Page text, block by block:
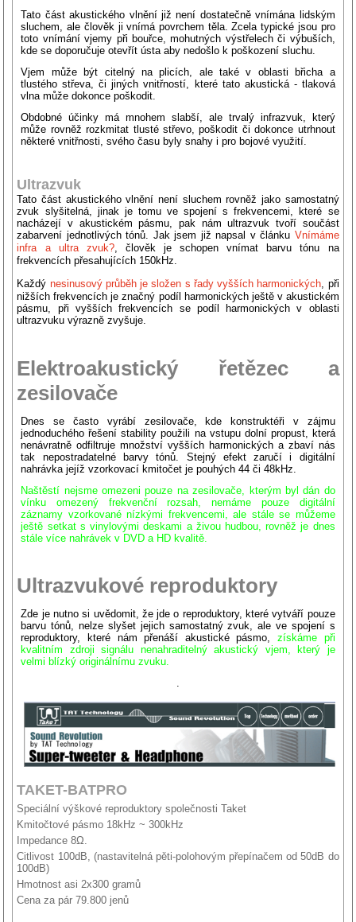
Tato část akustického vlnění již není dostatečně vnímána lidským
sluchem, ale člověk ji vnímá povrchem těla. Zcela typické jsou pro
toto vnímání vjemy při bouřce, mohutných výstřelech či výbuších,
kde se doporučuje otevřít ústa aby nedošlo k poškození sluchu.
Vjem může být citelný na plicích, ale také v oblasti břicha a
tlustého střeva, či jiných vnitřností, které tato akustická - tlaková
vlna může dokonce poškodit.
Obdobné účinky má mnohem slabší, ale trvalý infrazvuk, který
může rovněž rozkmitat tlusté střevo, poškodit či dokonce utrhnout
některé vnitřnosti, svého času byly snahy i pro bojové využití.
Ultrazvuk
Tato část akustického vlnění není sluchem rovněž jako samostatný
zvuk slyšitelná, jinak je tomu ve spojení s frekvencemi, které se
nacházejí v akustickém pásmu, pak nám ultrazvuk tvoří součást
zabarvení jednotlivých tónů. Jak jsem již napsal v článku Vnímáme
infra a ultra zvuk?, člověk je schopen vnímat barvu tónu na
frekvencích přesahujících 150kHz.
Každý nesinusový průběh je složen s řady vyšších harmonických , při
nižších frekvencích je značný podíl harmonických ještě v akustickém
pásmu, při vyšších frekvencích se podíl harmonických v oblasti
ultrazvuku výrazně zvyšuje.
Elektroakustický řetězec a
zesilovače
Dnes se často vyrábí zesilovače, kde konstruktéři v zájmu
jednoduchého řešení stability použili na vstupu dolní propust, která
nenávratně odfiltruje množství vyšších harmonických a zbaví nás
tak nepostradatelné barvy tónů. Stejný efekt zaručí i digitální
nahrávka jejíž vzorkovací kmitočet je pouhých 44 či 48kHz.
Naštěstí nejsme omezeni pouze na zesilovače, kterým byl dán do
vínku omezený frekvenční rozsah, nemáme pouze digitální
záznamy vzorkované nízkými frekvencemi,
ale stále se můžeme
ještě setkat s vinylovými deskami a živou hudbou, rovněž je dnes
stále více nahrávek v DVD a HD kvalitě.
Ultrazvukové reproduktory
Zde je nutno si uvědomit, že jde o reproduktory, které vytváří pouze
barvu tónů, nelze slyšet jejich samostatný zvuk, ale ve spojení s
reproduktory, které nám přenáší akustické pásmo, získáme při
kvalitním zdroji signálu nenahraditelný akustický vjem, který je
velmi blízký originálnímu zvuku.
TAKET-BATPRO
Speciální výškové reproduktory společnosti Taket
Kmitočtové pásmo 18kHz ~ 300kHz
Impedance 8Ω.
Citlivost 100dB, (nastavitelná pěti-polohovým přepínačem od 50dB do
100dB)
Hmotnost asi 2x300 gramů
Cena za pár 79.800 jenů